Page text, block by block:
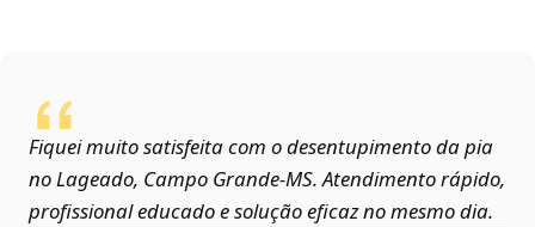
Fiquei muito satisfeita com o desentupimento da pia
no Lageado, Campo Grande‑MS. Atendimento rápido,
profissional educado e solução eficaz no mesmo dia.